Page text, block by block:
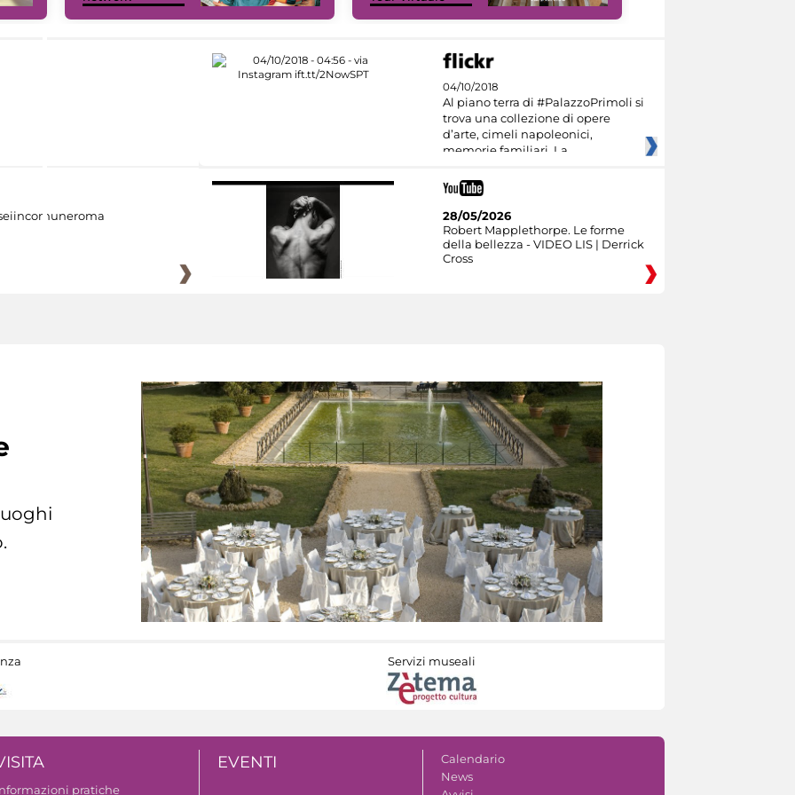
04/10/2018
Al piano terra di #PalazzoPrimoli si
trova una collezione di opere
d’arte, cimeli napoleonici,
memorie familiari. La
28/05/2026
Robert Mapplethorpe. Le forme
della bellezza - VIDEO LIS | Derrick
Cross
Servizi museali
pratiche
EVENTI
Calendario
News